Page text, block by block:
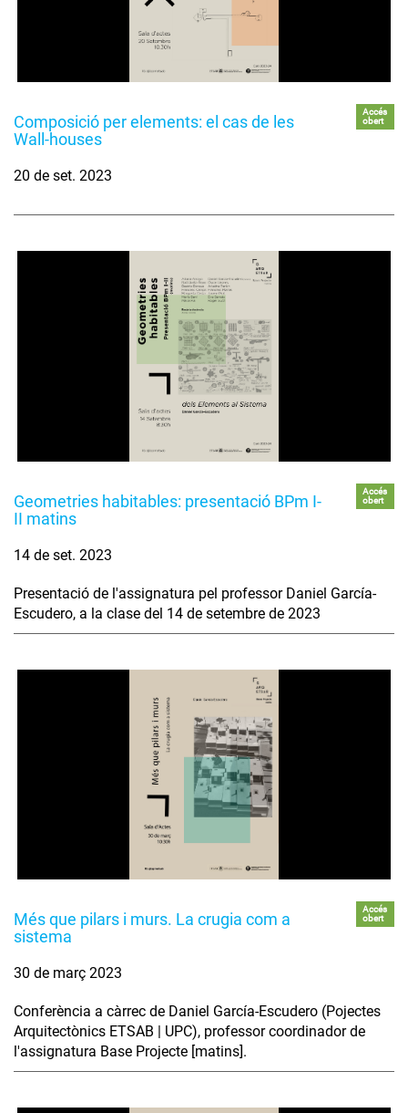
Composició per elements: el cas de les
Wall-houses
Accés
obert
20 de set. 2023
Geometries habitables: presentació BPm I-
II matins
Accés
obert
14 de set. 2023
Presentació de l'assignatura pel professor Daniel García-
Escudero, a la clase del 14 de setembre de 2023
Més que pilars i murs. La crugia com a
sistema
Accés
obert
30 de març 2023
Conferència a càrrec de Daniel García-Escudero (Pojectes
Arquitectònics ETSAB | UPC), professor coordinador de
l'assignatura Base Projecte [matins].